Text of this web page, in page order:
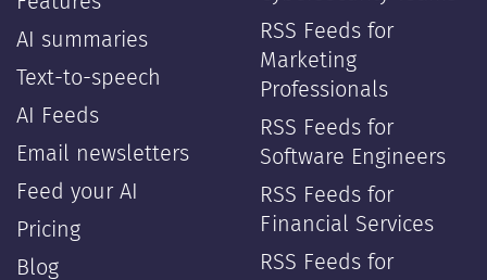
AI summaries
Text-to-speech
AI Feeds
Email newsletters
Feed your AI
Pricing
Blog
RSS Feeds for
Marketing
Professionals
RSS Feeds for
Software Engineers
RSS Feeds for
Financial Services
RSS Feeds for